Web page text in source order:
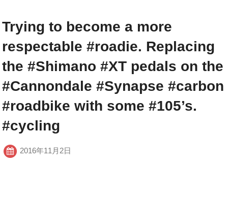
Trying to become a more
respectable #roadie. Replacing
the #Shimano #XT pedals on the
#Cannondale #Synapse #carbon
#roadbike with some #105’s.
#cycling
2016年11月2日